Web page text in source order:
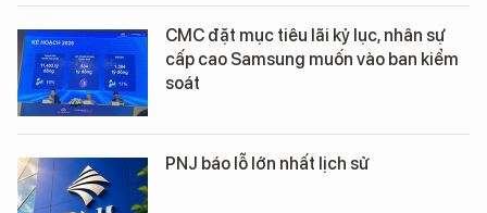
CMC đặt mục tiêu lãi kỷ lục, nhân sự
cấp cao Samsung muốn vào ban kiểm
soát
PNJ báo lỗ lớn nhất lịch sử